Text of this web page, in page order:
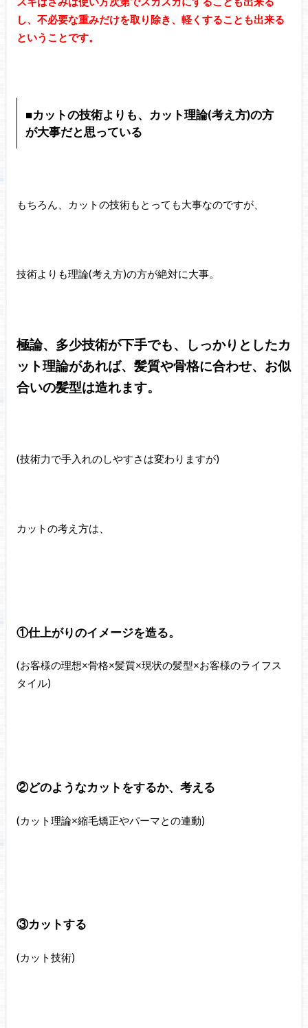
し、不必要な重みだけを取り除き、軽くすることも出来る
ということです。
■カットの技術よりも、カット理論(考え方)の方
が大事だと思っている
もちろん、カットの技術もとっても大事なのですが、
技術よりも理論(考え方)の方が絶対に大事。
極論、多少技術が下手でも、しっかりとしたカ
ット理論があれば、髪質や骨格に合わせ、お似
合いの髪型は造れます。
(技術力で手入れのしやすさは変わりますが)
カットの考え方は、
①仕上がりのイメージを造る。
(お客様の理想×骨格×髪質×現状の髪型×お客様のライフス
タイル)
②どのようなカットをするか、考える
(カット理論×縮毛矯正やパーマとの連動)
③カットする
(カット技術)